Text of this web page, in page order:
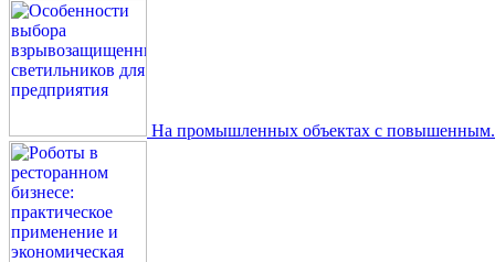
На промышленных объектах с